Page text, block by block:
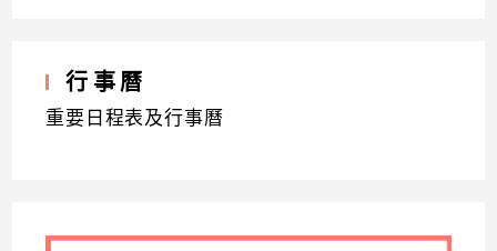
行事曆
重要日程表及行事曆